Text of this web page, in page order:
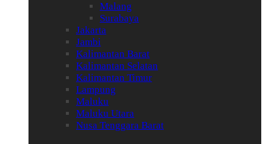
Malang
Surabaya
Jakarta
Jambi
Kalimantan Barat
Kalimantan Selatan
Kalimantan Timur
Lampung
Maluku
Maluku Utara
Nusa Tenggara Barat